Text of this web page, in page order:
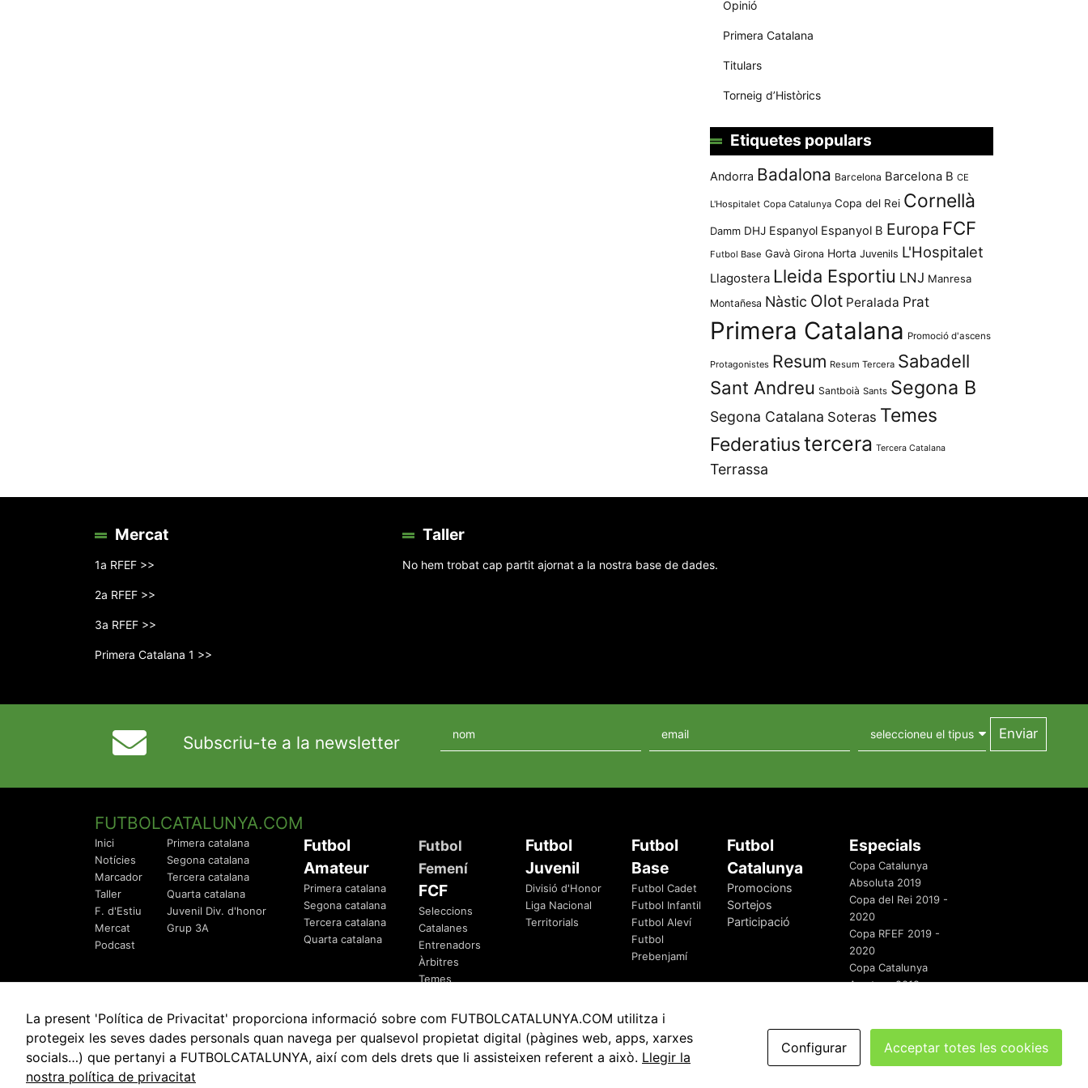
Opinió
Primera Catalana
Titulars
Torneig d’Històrics
Etiquetes populars
Andorra Badalona Barcelona Barcelona B CE
L'Hospitalet Copa Catalunya Copa del Rei Cornellà
Damm DHJ Espanyol Espanyol B Europa FCF
Futbol Base Gavà Girona Horta Juvenils L'Hospitalet
Llagostera Lleida Esportiu LNJ Manresa
Montañesa Nàstic Olot Peralada Prat
Primera Catalana Promoció d'ascens
Protagonistes Resum Resum Tercera Sabadell
Sant Andreu Santboià Sants Segona B
Segona Catalana Soteras Temes
Federatiustercera Tercera Catalana
Terrassa
Mercat
1a RFEF >>
2a RFEF >>
3a RFEF >>
Primera Catalana 1 >>
Taller
No hem trobat cap partit ajornat a la nostra base de dades.
Subscriu-te a la newsletter
FUTBOLCATALUNYA.COM
Inici
Notícies
Marcador
Taller
F. d'Estiu
Mercat
Podcast
Primera catalana
Segona catalana
Tercera catalana
Quarta catalana
Juvenil Div. d'honor
Grup 3A
Futbol
Amateur
Primera catalana
Segona catalana
Tercera catalana
Quarta catalana
Futbol
Femení
FCF
Seleccions
Catalanes
Entrenadors
Àrbitres
Temes
Futbol
Juvenil
Divisió d'Honor
Liga Nacional
Territorials
Futbol
Base
Futbol Cadet
Futbol Infantil
Futbol Aleví
Futbol
Prebenjamí
Futbol
Catalunya
Promocions
Sortejos
Participació
Especials
Copa Catalunya
Absoluta 2019
Copa del Rei 2019 -
2020
Copa RFEF 2019 -
2020
Copa Catalunya
Amateur 2019
© 2010 - 2026 FutbolCatalunya.com Avis Legal Política de Privacitat Política de Cookies redaccio@futbolcatalunya.com
La present 'Política de Privacitat' proporciona informació sobre com FUTBOLCATALUNYA.COM utilitza i
protegeix les seves dades personals quan navega per qualsevol propietat digital (pàgines web, apps, xarxes
socials…) que pertanyi a FUTBOLCATALUNYA, així com dels drets que li assisteixen referent a això. Llegir la
nostra política de privacitat
Configurar Acceptar totes les cookies